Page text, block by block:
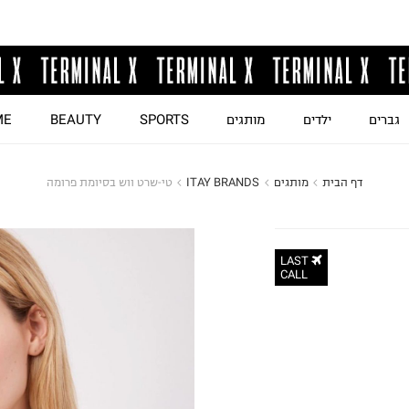
גברים ילדים מותגים SPORTS
BEAUTY
דף הבית מותגים ITAY BRANDS טי-שרט ווש בסיומת פרומה
LAST
CALL